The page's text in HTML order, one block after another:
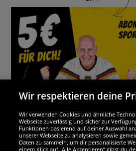
Wir sind
Wir respektieren deine
Wir verwenden Cookies und ähnliche
Webseite zuverlässig und sicher zur
Funktionen basierend auf deiner Auswahl
unserer Webseite zu analysieren sowie
Daten zu sammeln, um dir personalisierte
einem Klick auf „Alle Akzeptieren“ gibst du